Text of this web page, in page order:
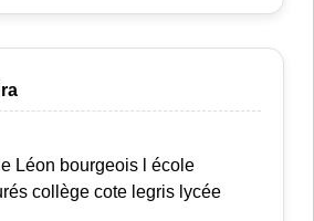
Léon bourgeois l école
collège cote legris lycée